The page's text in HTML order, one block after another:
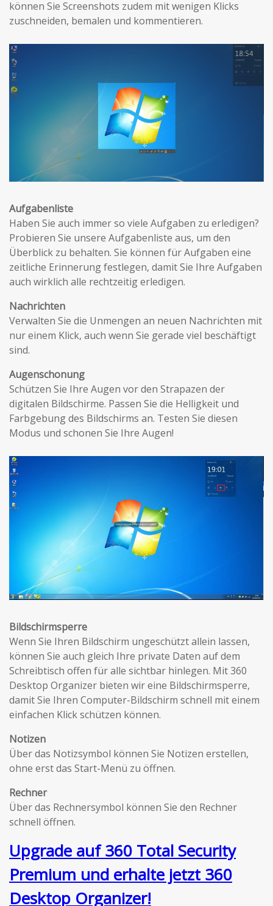
können Sie Screenshots zudem mit wenigen Klicks
zuschneiden, bemalen und kommentieren.
Aufgabenliste
Haben Sie auch immer so viele Aufgaben zu erledigen?
Probieren Sie unsere Aufgabenliste aus, um den
Überblick zu behalten. Sie können für Aufgaben eine
zeitliche Erinnerung festlegen, damit Sie Ihre Aufgaben
auch wirklich alle rechtzeitig erledigen.
Nachrichten
Verwalten Sie die Unmengen an neuen Nachrichten mit
nur einem Klick, auch wenn Sie gerade viel beschäftigt
sind.
Augenschonung
Schützen Sie Ihre Augen vor den Strapazen der
digitalen Bildschirme. Passen Sie die Helligkeit und
Farbgebung des Bildschirms an. Testen Sie diesen
Modus und schonen Sie Ihre Augen!
Bildschirmsperre
Wenn Sie Ihren Bildschirm ungeschützt allein lassen,
können Sie auch gleich Ihre private Daten auf dem
Schreibtisch offen für alle sichtbar hinlegen. Mit 360
Desktop Organizer bieten wir eine Bildschirmsperre,
damit Sie Ihren Computer-Bildschirm schnell mit einem
einfachen Klick schützen können.
Notizen
Über das Notizsymbol können Sie Notizen erstellen,
ohne erst das Start-Menü zu öffnen.
Rechner
Über das Rechnersymbol können Sie den Rechner
schnell öffnen.
Upgrade auf 360 Total Security
Premium und erhalte jetzt 360
Desktop Organizer!